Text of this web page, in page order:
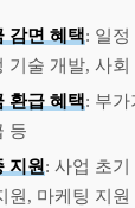
감면 혜택: 일정
기술 개발, 사
환급 혜택: 부가
등
지원: 사업 초기
원, 마케팅 지원